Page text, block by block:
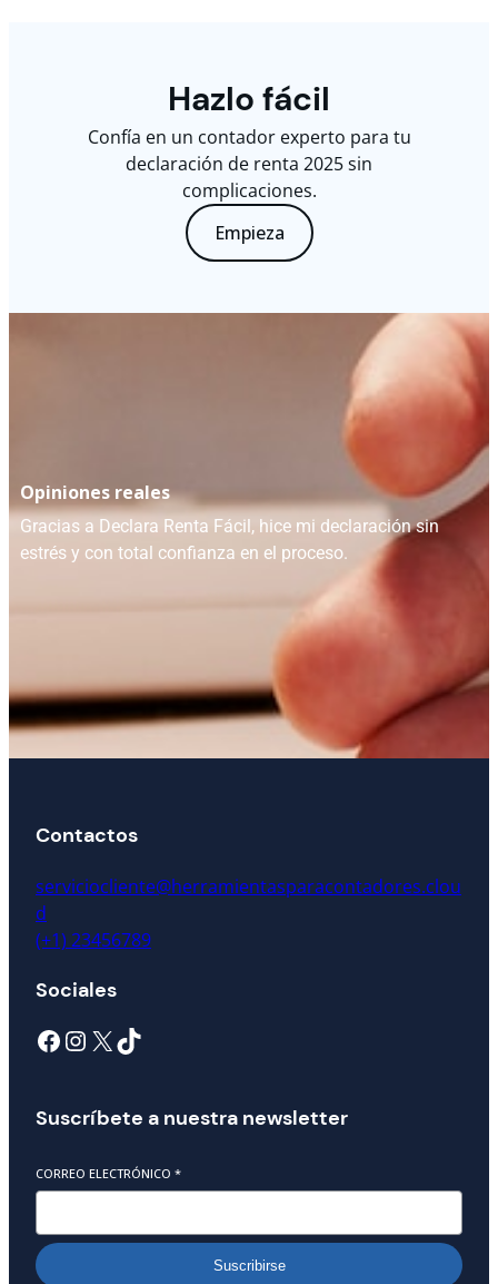
Hazlo fácil
Confía en un contador experto para tu
declaración de renta 2025 sin
complicaciones.
Empieza
Opiniones reales
Gracias a Declara Renta Fácil, hice mi declaración sin
estrés y con total confianza en el proceso.
Contactos
serviciocliente@herramientasparacontadores.clou
d
(+1) 23456789
Sociales
Suscríbete a nuestra newsletter
CORREO ELECTRÓNICO *
Suscribirse